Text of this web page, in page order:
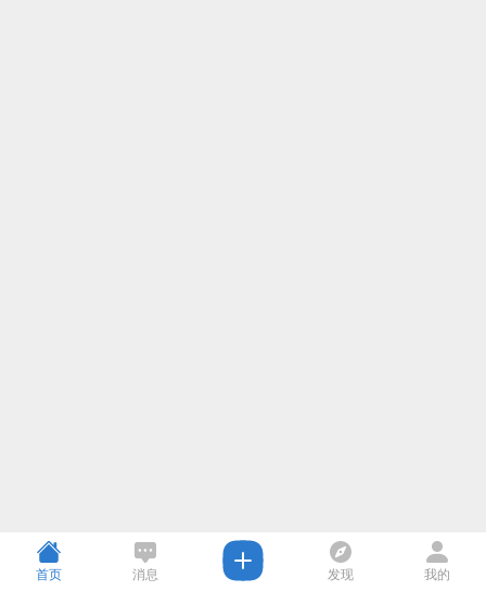
首页 消息 发现 我的